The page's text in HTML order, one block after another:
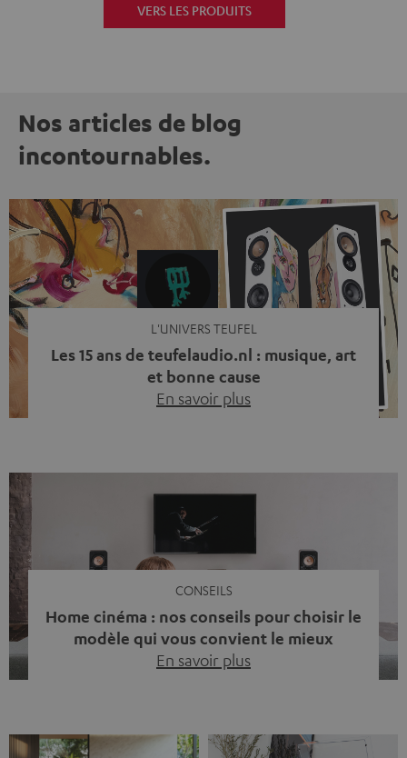
VERS LES PRODUITS
Nos articles de blog
incontournables.
L'UNIVERS TEUFEL
Les 15 ans de teufelaudio.nl : musique, art
et bonne cause
En savoir plus
quelque chose qui reflète ce que représente Teufel :
célébrer le pouvoir du son et redonner quelque chose à
la société. La musique fait bien plus que simplement
sonner bien. […]
CONSEILS
Home cinéma : nos conseils pour choisir le
modèle qui vous convient le mieux
En savoir plus
dialogue est couvert par un bruit de fond… et adieu